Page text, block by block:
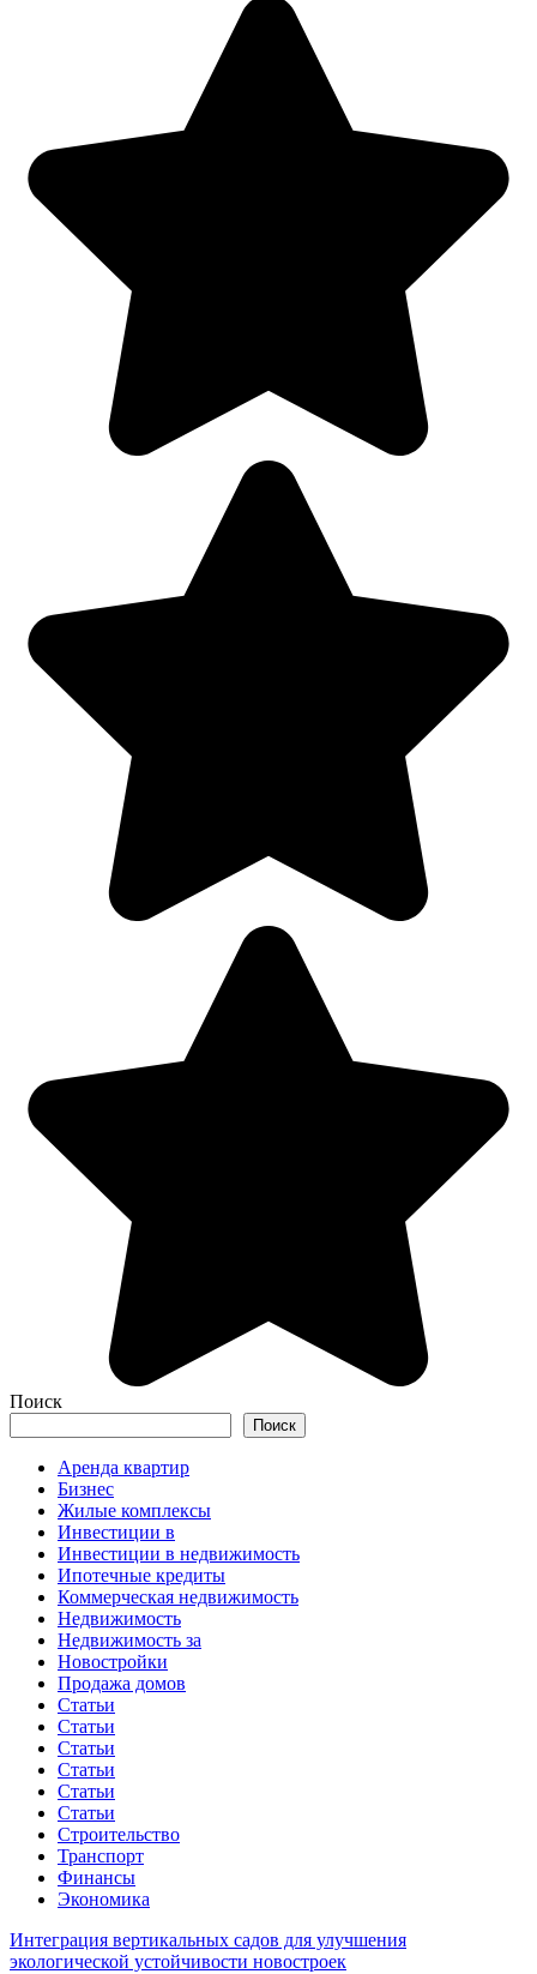
Поиск
Поиск
Аренда квартир
Бизнес
Жилые комплексы
Инвестиции в
Инвестиции в недвижимость
Ипотечные кредиты
Коммерческая недвижимость
Недвижимость
Недвижимость за
Новостройки
Продажа домов
Статьи
Статьи
Статьи
Статьи
Статьи
Статьи
Строительство
Транспорт
Финансы
Экономика
Интеграция вертикальных садов для улучшения
экологической устойчивости новостроек